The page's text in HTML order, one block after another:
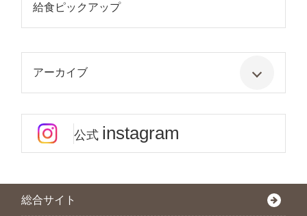
給食ピックアップ
アーカイブ
公式 instagram
総合サイト